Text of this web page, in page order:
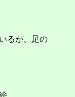
るが、足の